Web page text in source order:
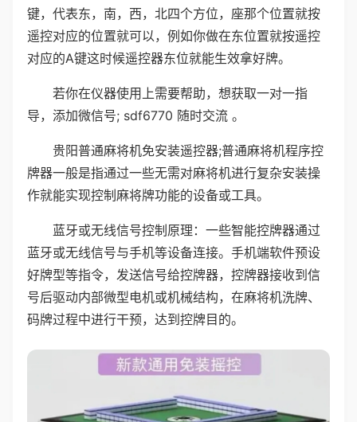
键，代表东，南，西，北四个方位，座那个位置就按
遥控对应的位置就可以，例如你做在东位置就按遥控
对应的A键这时候遥控器东位就能生效拿好牌。
若你在仪器使用上需要帮助，想获取一对一指
导，添加微信号; sdf6770 随时交流 。
贵阳普通麻将机免安装遥控器;普通麻将机程序控
牌器一般是指通过一些无需对麻将机进行复杂安装操
作就能实现控制麻将牌功能的设备或工具。
蓝牙或无线信号控制原理：一些智能控牌器通过
蓝牙或无线信号与手机等设备连接。手机端软件预设
好牌型等指令，发送信号给控牌器，控牌器接收到信
号后驱动内部微型电机或机械结构，在麻将机洗牌、
码牌过程中进行干预，达到控牌目的。